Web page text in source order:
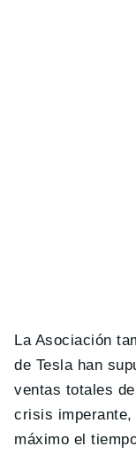
La Asociación
de Tesla han
ventas totales
crisis
máximo el